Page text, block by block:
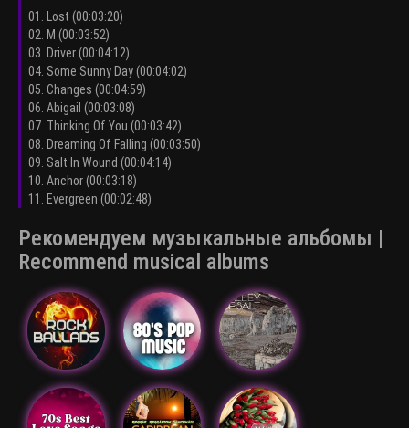
01. Lost (00:03:20)
02. M (00:03:52)
03. Driver (00:04:12)
04. Some Sunny Day (00:04:02)
05. Changes (00:04:59)
06. Abigail (00:03:08)
07. Thinking Of You (00:03:42)
08. Dreaming Of Falling (00:03:50)
09. Salt In Wound (00:04:14)
10. Anchor (00:03:18)
11. Evergreen (00:02:48)
Рекомендуем музыкальные альбомы |
Recommend musical albums